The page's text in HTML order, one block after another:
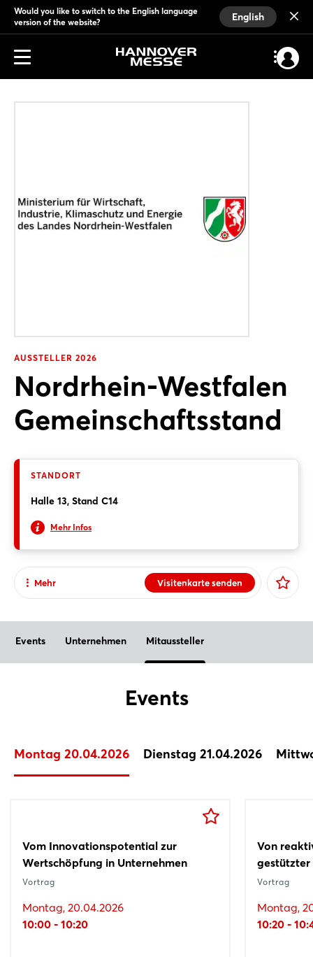
Would you like to switch to the English language
version of the website?
English
AUSSTELLER 2026
Nordrhein-Westfalen
Gemeinschaftsstand
STANDORT
Halle 13, Stand C14
Mehr Infos
Visitenkarte senden
Mehr
Whatsapp
Events Unternehmen Mitaussteller
Events
Montag 20.04.2026 Dienstag 21.04.2026
Vom Innovationspotential zur
Wertschöpfung in Unternehmen
Vortrag
Montag, 20.04.2026
10:00 - 10:20
Von
gestützter
Vortrag
Montag,
10:20 -
Vom Dach bis in den Regenwald –
NRW-Startups in der
Umweltwirtschaft
Dienstag, 21.04.2026
Clusters
Vortrag
Dienstag,
Cluster ProduktionNRW – Zukunft
gestalten, Wettbewerbsfähigkeit
sichern
Mittwoch, 22.04.2026
AISceMa:
machen
Mittwoch,